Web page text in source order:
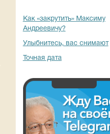
Как «закрутить» Максиму
Андреевичу?
Улыбнитесь, вас снимают
Точная дата